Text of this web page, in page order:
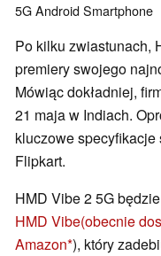
5GAndroidSmartphone
Po kilku zwiastunach,
premiery swojego
Mówiąc dokładniej,
21 maja w Indiach.
kluczowe
Flipkart.
HMD Vibe 2 5G
HMD Vibe(obecnie
Amazon ), który